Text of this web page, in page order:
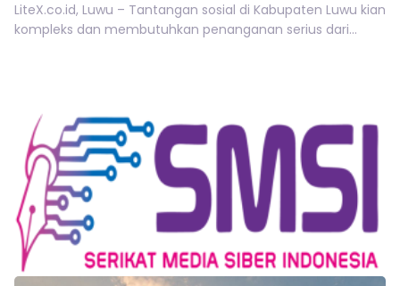
LiteX.co.id, Luwu – Tantangan sosial di Kabupaten Luwu kian
kompleks dan membutuhkan penanganan serius dari...